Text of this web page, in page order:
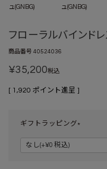
ュ(GNBG)
ュ(GNBG)
フローラルバインド
商品番号 40524036
¥35,200税込
[ 1,920 ポイント進呈 ]
ギフトラッピング
(